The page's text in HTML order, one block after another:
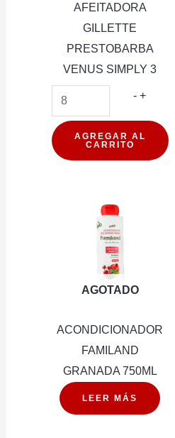
AFEITADORA
GILLETTE
PRESTOBARBA
VENUS SIMPLY 3
-
VENUS
+
AGREGAR AL
CARRITO
AGOTADO
ACONDICIONADOR
FAMILAND
GRANADA 750ML
LEER MÁS